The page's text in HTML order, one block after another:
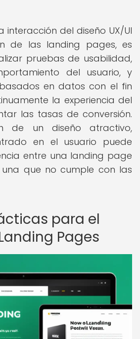
interacción del diseño UX/UI
de las landing pages, es
pruebas de usabilidad,
del usuario, y
en datos con el fin
la experiencia del
las tasas de conversión.
de un diseño atractivo,
en el usuario puede
entre una landing page
que no cumple con las
para el
Pages